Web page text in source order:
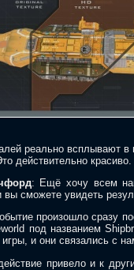
реально всплывают в
действительно красиво.
: Ещё хочу всем
сможете увидеть
произошло сразу
под названием
и они связались с
привело и к